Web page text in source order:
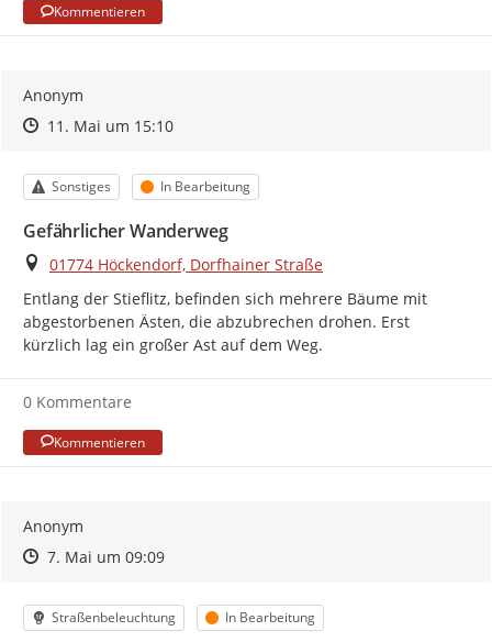
Kommentieren
Anonym
Zeitpunkt des Erstellens
Zeitpunkt des Erstellens
11. Mai um 15:10Zur Äußerung
Kategorie
Sonstiges Status
In Bearbeitung
Gefährlicher Wanderweg
Ort
01774 Höckendorf, Dorfhainer Straße
Entlang der Stieflitz, befinden sich mehrere Bäume mit
abgestorbenen Ästen, die abzubrechen drohen. Erst
kürzlich lag ein großer Ast auf dem Weg.
0 Kommentare
Kommentieren
Anonym
Zeitpunkt des Erstellens
Zeitpunkt des Erstellens
7. Mai um 09:09Zur Äußerung
Kategorie
Straßenbeleuchtung Status
In Bearbeitung